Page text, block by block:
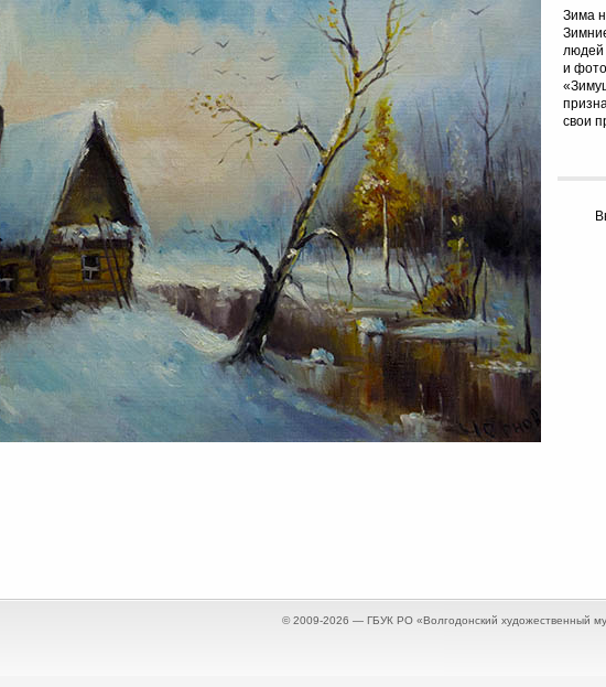
Зима
людей
и
свои
© 2009-2026 — ГБУК РО «Волгодонский художественный